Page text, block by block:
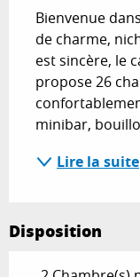
Bienvenue
de charme,
est sincère, le
propose 26
minibar,
Lire la suite
Disposition